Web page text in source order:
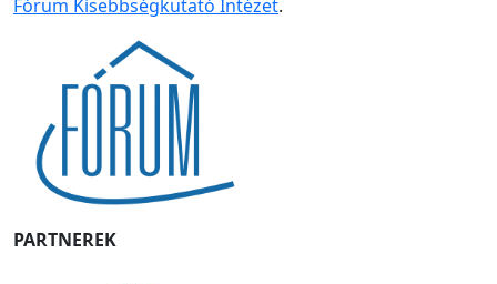
Fórum Kisebbségkutató Intézet.
PARTNEREK